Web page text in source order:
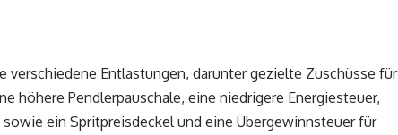
verschiedene Entlastungen, darunter gezielte Zuschüsse für
höhere Pendlerpauschale, eine niedrigere Energiesteuer,
ein Spritpreisdeckel und eine Übergewinnsteuer für